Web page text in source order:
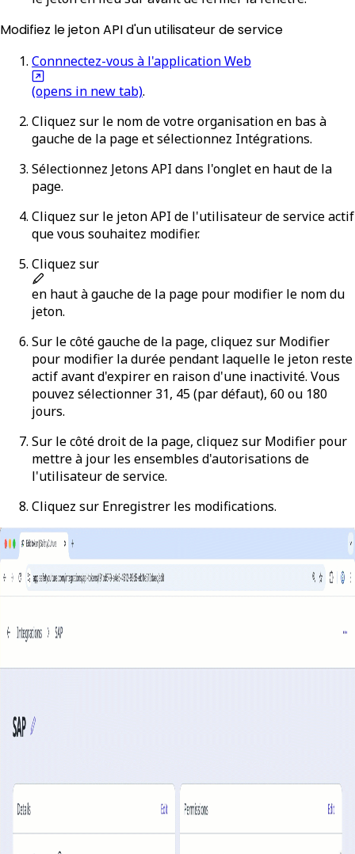
Modifiez le jeton API d'un utilisateur de service
Connnectez-vous à l'application Web
(opens in new tab).
Cliquez sur le nom de votre organisation en bas à
gauche de la page et sélectionnez Intégrations.
Sélectionnez Jetons API dans l'onglet en haut de la
page.
Cliquez sur le jeton API de l'utilisateur de service actif
que vous souhaitez modifier.
Cliquez sur
en haut à gauche de la page pour modifier le nom du
jeton.
Sur le côté gauche de la page, cliquez sur Modifier
pour modifier la durée pendant laquelle le jeton reste
actif avant d'expirer en raison d'une inactivité. Vous
pouvez sélectionner 31, 45 (par défaut), 60 ou 180
jours.
Sur le côté droit de la page, cliquez sur Modifier pour
mettre à jour les ensembles d'autorisations de
l'utilisateur de service.
Cliquez sur Enregistrer les modifications.